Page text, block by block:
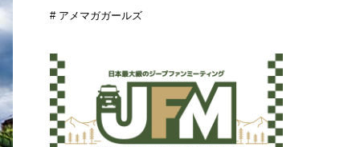
# アメマガガールズ